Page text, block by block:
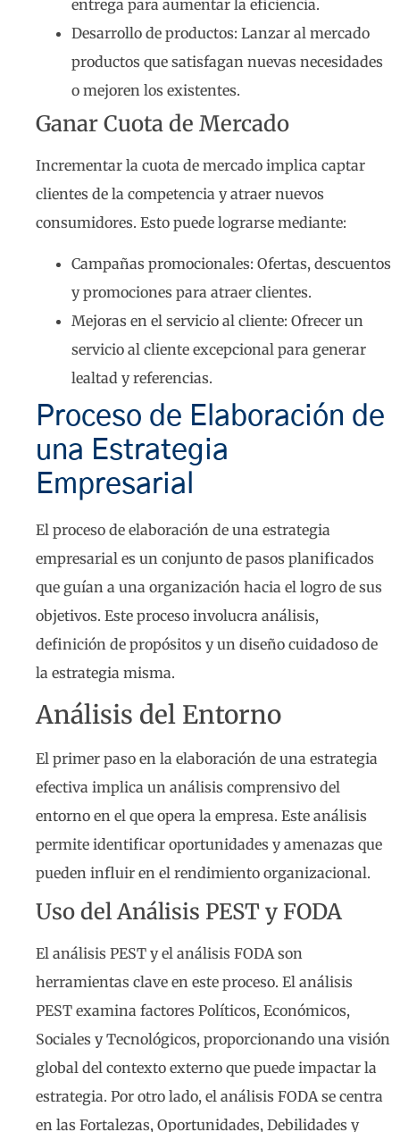
entrega para aumentar la eficiencia.
Desarrollo de productos: Lanzar al mercado
productos que satisfagan nuevas necesidades
o mejoren los existentes.
Ganar Cuota de Mercado
Incrementar la cuota de mercado implica captar
clientes de la competencia y atraer nuevos
consumidores. Esto puede lograrse mediante:
Campañas promocionales: Ofertas, descuentos
y promociones para atraer clientes.
Mejoras en el servicio al cliente: Ofrecer un
servicio al cliente excepcional para generar
lealtad y referencias.
Proceso de Elaboración de
una Estrategia
Empresarial
El proceso de elaboración de una estrategia
empresarial es un conjunto de pasos planificados
que guían a una organización hacia el logro de sus
objetivos. Este proceso involucra análisis,
definición de propósitos y un diseño cuidadoso de
la estrategia misma.
Análisis del Entorno
El primer paso en la elaboración de una estrategia
efectiva implica un análisis comprensivo del
entorno en el que opera la empresa. Este análisis
permite identificar oportunidades y amenazas que
pueden influir en el rendimiento organizacional.
Uso del Análisis PEST y FODA
El análisis PEST y el análisis FODA son
herramientas clave en este proceso. El análisis
PEST examina factores Políticos, Económicos,
Sociales y Tecnológicos, proporcionando una visión
global del contexto externo que puede impactar la
estrategia. Por otro lado, el análisis FODA se centra
en las Fortalezas, Oportunidades, Debilidades y